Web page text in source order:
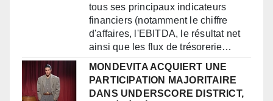
tous ses principaux indicateurs
financiers (notamment le chiffre
d'affaires, l'EBITDA, le résultat net
ainsi que les flux de trésorerie…
MONDEVITA ACQUIERT UNE
PARTICIPATION MAJORITAIRE
DANS UNDERSCORE DISTRICT,